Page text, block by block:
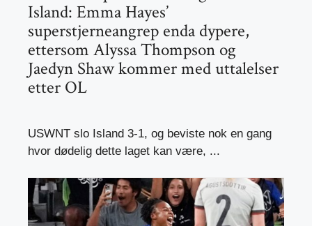
Island: Emma Hayes’
superstjerneangrep enda dypere,
ettersom Alyssa Thompson og
Jaedyn Shaw kommer med uttalelser
etter OL
USWNT slo Island 3-1, og beviste nok en gang
hvor dødelig dette laget kan være, ...